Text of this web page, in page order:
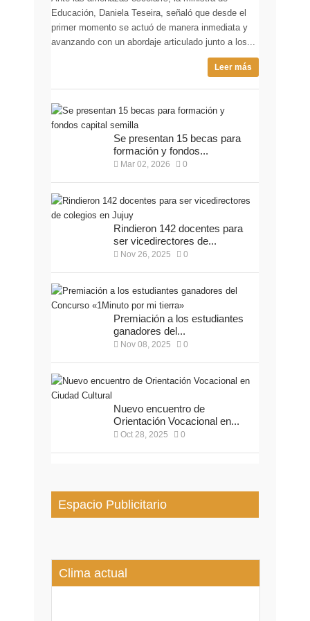
Educación, Daniela Teseira, señaló que desde el
primer momento se actuó de manera inmediata y
avanzando con un abordaje articulado junto a los...
Leer más
Se presentan 15 becas para
formación y fondos...
Mar 02, 2026 0
Rindieron 142 docentes para
ser vicedirectores de...
Nov 26, 2025 0
Premiación a los estudiantes
ganadores del...
Nov 08, 2025 0
Nuevo encuentro de
Orientación Vocacional en...
Oct 28, 2025 0
Espacio Publicitario
Clima actual